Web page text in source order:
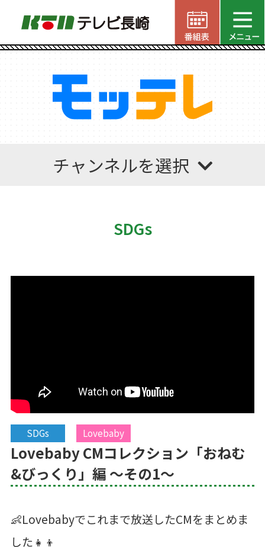
チャンネルを選択
SDGs
SDGs Lovebaby
Lovebaby CMコレクション「おねむ
&びっくり」編 ～その1～
👶Lovebabyでこれまで放送したCMをまとめま
した👧👦